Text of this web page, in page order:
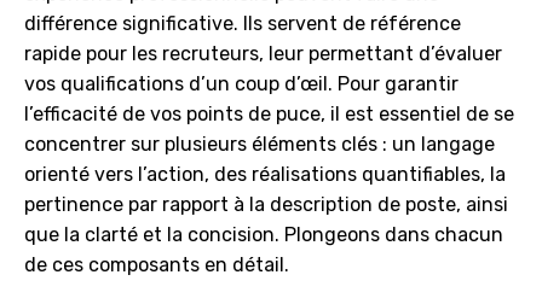
différence significative. Ils servent de référence
rapide pour les recruteurs, leur permettant d’évaluer
vos qualifications d’un coup d’œil. Pour garantir
l’efficacité de vos points de puce, il est essentiel de se
concentrer sur plusieurs éléments clés : un langage
orienté vers l’action, des réalisations quantifiables, la
pertinence par rapport à la description de poste, ainsi
que la clarté et la concision. Plongeons dans chacun
de ces composants en détail.